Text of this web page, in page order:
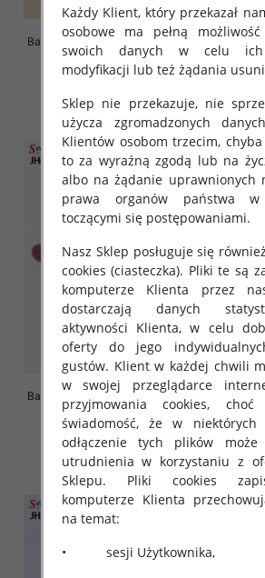
Balerinki/ Espadryle damskie Roz
36-41, 1 kolor Paczka 8 szt
61.00 zł
szczegóły
36-
Balerinki/ Espadryle damskie Roz
36-41, 1 kolor Paczka 8 szt
66.00 zł
szczegóły
Każdy Klient, który przekazał
osobowe ma pełną
swoich danych w celu ich
modyfikacji lub też żądania
Sklep nie przekazuje, nie
użycza zgromadzonych
Klientów osobom trzecim,
to za wyraźną zgodą lub na
albo na żądanie uprawnionych
prawa organów państwa
toczącymi się postępowaniami.
Nasz Sklep posługuje się
cookies (ciasteczka). Pliki te są
komputerze Klienta przez
dostarczają danych
aktywności Klienta, w celu
oferty do jego
gustów. Klient w każdej chwili
w swojej przeglądarce
przyjmowania cookies,
świadomość, że w niektórych
odłączenie tych plików może
utrudnienia w korzystaniu z
Sklepu. Pliki cookies
komputerze Klienta
na temat:
• sesji Użytkownika,